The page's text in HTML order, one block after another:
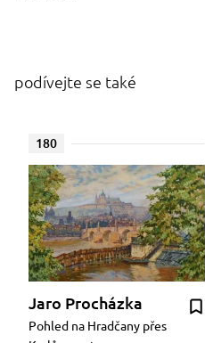
podívejte se také
180
Jaro Procházka
Pohled na Hradčany přes